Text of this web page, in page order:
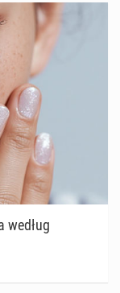
według